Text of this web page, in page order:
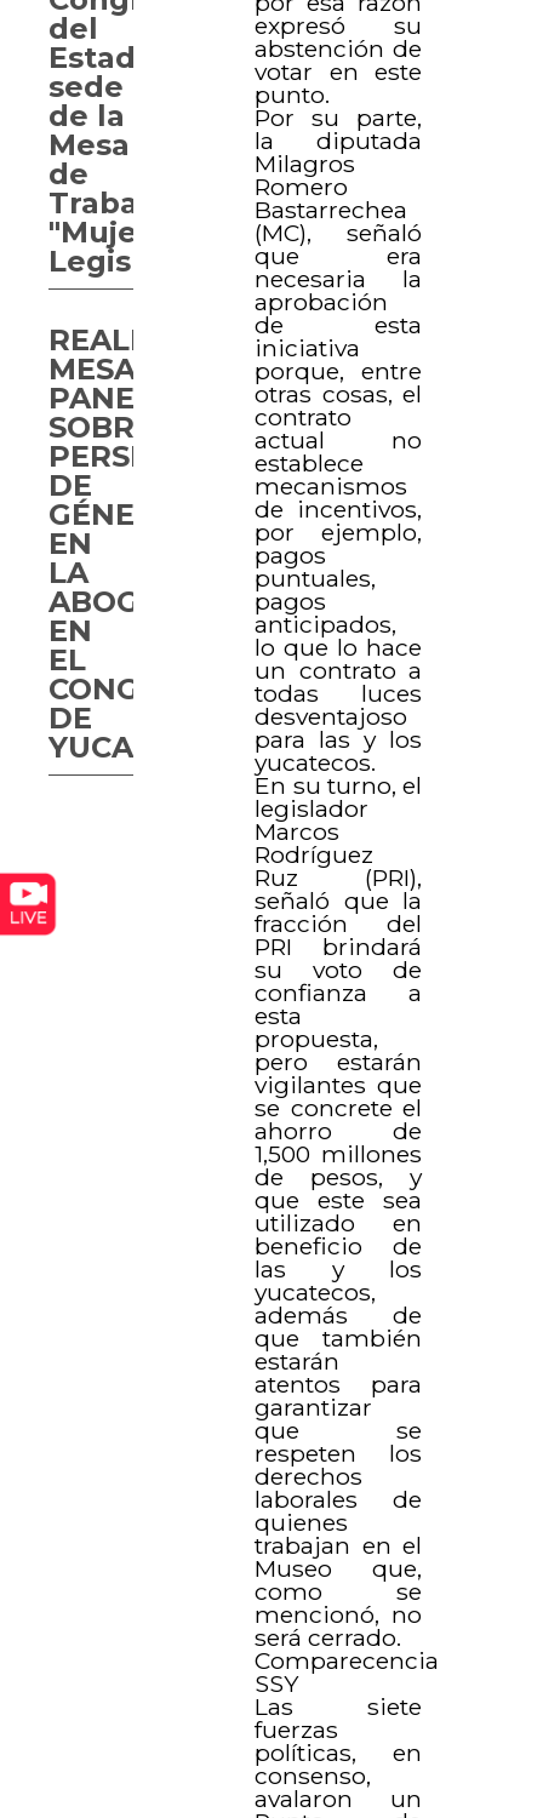
expresó su
abstención de
votar en este
punto.
Por su parte,
la diputada
Milagros
Romero
Bastarrechea
(MC), señaló
que era
necesaria la
aprobación
de esta
iniciativa
porque, entre
otras cosas, el
contrato
actual no
establece
mecanismos
de incentivos,
por ejemplo,
pagos
puntuales,
pagos
anticipados,
lo que lo hace
un contrato a
todas luces
desventajoso
para las y los
yucatecos.
En su turno, el
legislador
Marcos
Rodríguez
Ruz (PRI),
señaló que la
fracción del
PRI brindará
su voto de
confianza a
esta
propuesta,
pero estarán
vigilantes que
se concrete el
ahorro de
1,500 millones
de pesos, y
que este sea
utilizado en
beneficio de
las y los
yucatecos,
además de
que también
estarán
atentos para
garantizar
que se
respeten los
derechos
laborales de
quienes
trabajan en el
Museo que,
como se
mencionó, no
será cerrado.
Comparecencia
SSY
Las siete
fuerzas
políticas, en
consenso,
avalaron un
del
Estado
sede
de la
Mesa
de
Trabajo
"Mujeres
Legislando"
REALIZAN
MESA
PANEL
SOBRE
PERSPECTIVA
DE
GÉNERO
EN
LA
ABOGACÍA
EN
EL
CONGRESO
DE
YUCATÁN